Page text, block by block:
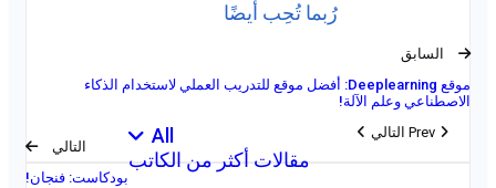
السابق
موقع Deeplearning: أفضل موقع للتدريب العملي لاستخدام الذكاء
الاصطناعي وعلم الآلة!
التالي
بودكاست: فنجان!
All
مقالات أكثر من الكاتب
رُبما تُحِب أيضًا
Prev التالي